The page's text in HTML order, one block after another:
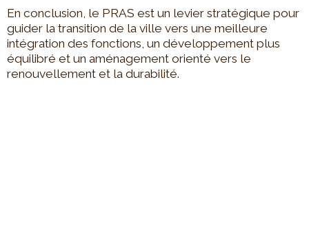
En conclusion, le PRAS est un levier stratégique pour
guider la transition de la ville vers une meilleure
intégration des fonctions, un développement plus
équilibré et un aménagement orienté vers le
renouvellement et la durabilité.